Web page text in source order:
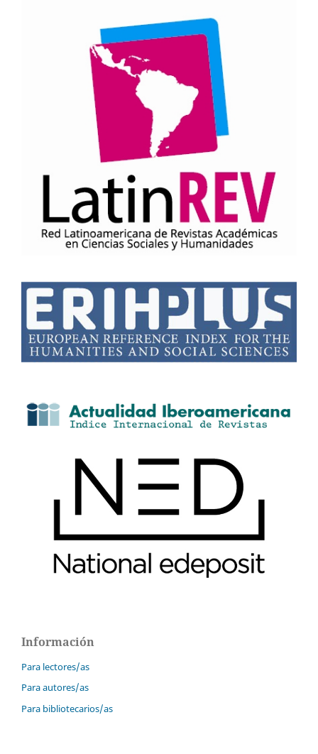
Información
Para lectores/as
Para autores/as
Para bibliotecarios/as